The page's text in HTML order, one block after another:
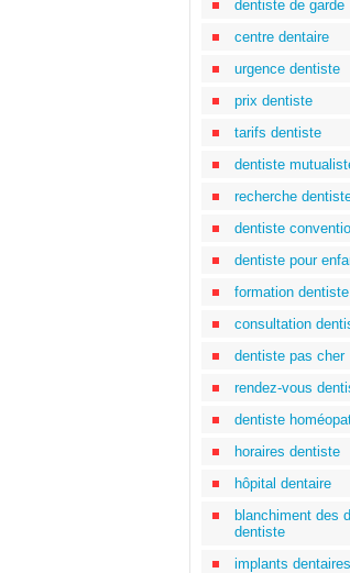
dentiste de garde
centre dentaire
urgence dentiste
prix dentiste
tarifs dentiste
dentiste
recherche
dentiste
dentiste pour
formation dentiste
consultation
dentiste pas cher
rendez-vous
dentiste
horaires dentiste
hôpital dentaire
blanchiment des
dentiste
implants dentaires